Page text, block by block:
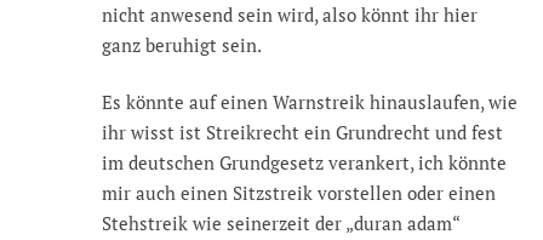
nicht anwesend sein wird, also könnt ihr hier
ganz beruhigt sein.
Es könnte auf einen Warnstreik hinauslaufen, wie
ihr wisst ist Streikrecht ein Grundrecht und fest
im deutschen Grundgesetz verankert, ich könnte
mir auch einen Sitzstreik vorstellen oder einen
Stehstreik wie seinerzeit der „duran adam“